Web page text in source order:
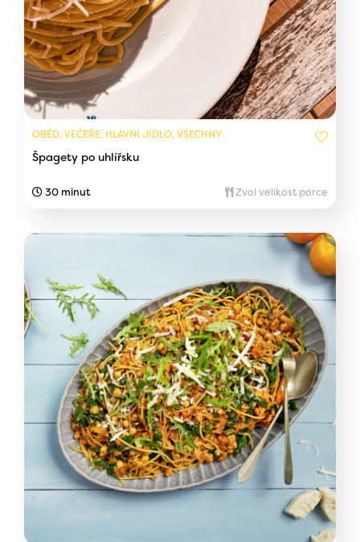
OBĚD, VEČEŘE, HLAVNÍ JÍDLO, VŠECHNY
Špagety po uhlířsku
30 minut Zvol velikost porce